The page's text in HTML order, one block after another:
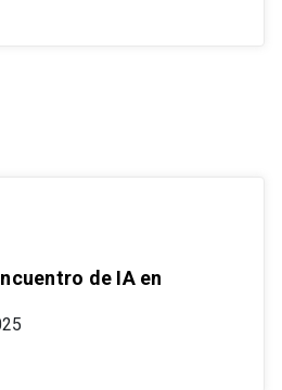
de IA en